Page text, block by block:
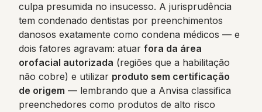
culpa presumida no insucesso. A jurisprudência
tem condenado dentistas por preenchimentos
danosos exatamente como condena médicos — e
dois fatores agravam: atuar fora da área
orofacial autorizada (regiões que a habilitação
não cobre) e utilizar produto sem certificação
de origem — lembrando que a Anvisa classifica
preenchedores como produtos de alto risco